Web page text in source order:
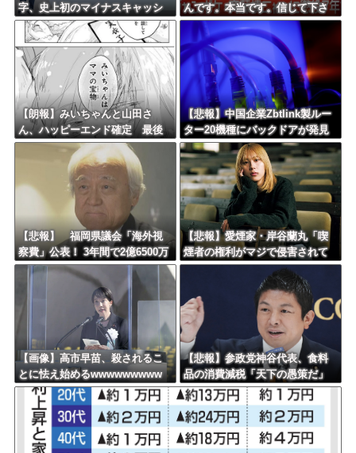
海外「おめでとうタキ！」リヴァプール南野がバースデーゴール！！
Powered by livedoor 相互RSS
字、史上初のマイナスキャッシ
ュフローに陥る・・・
んです。本当です。信じて下さ
い」 ←何でこの主張が通らな
いの？
【朗報】みいちゃんと山田さ
ん、ハッピーエンド確定 最後
はママに埋葬される
【悲報】中国企業Zbtlink製ルー
ター20機種にバックドアが発見
されるｗｗｗｗｗｗｗｗｗ
【悲報】 福岡県議会「海外視
察費」公表！ 3年間で2億6500万
円ｗｗｗｗｗｗｗｗｗ
【悲報】愛煙家・岸谷蘭丸「喫
煙者の権利がマジで侵害されて
る」と私見 「いくら税金を
我々が払ってるんだと」
【画像】高市早苗、殺されるこ
とに怯え始めるwwwwwwwww
【悲報】参政党神谷代表、食料
品の消費減税「天下の愚策だ」
と批判ｗｗｗｗｗｗｗｗｗｗｗ
ｗ